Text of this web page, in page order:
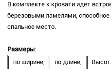
В комплекте к кровати идет
березовыми ламелями,
спальное место.
Размеры:
по ширине,
по длине,